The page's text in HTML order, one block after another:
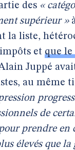
des «
supérieur »
la liste,
et que
Juppé
au même
de
prendre en
élevés que